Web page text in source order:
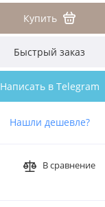
Купить
Быстрый заказ
Написать в Telegram
Нашли дешевле?
В сравнение